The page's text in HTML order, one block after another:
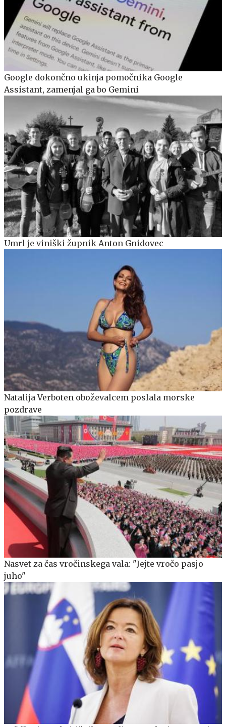
Google dokončno ukinja pomočnika Google
Assistant, zamenjal ga bo Gemini
Umrl je viniški župnik Anton Gnidovec
Natalija Verboten oboževalcem poslala morske
pozdrave
Nasvet za čas vročinskega vala: "Jejte vročo pasjo
juho"